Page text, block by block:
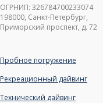
ОГРНИП: 326784700233074
198000, Санкт-Петербург,
Приморский проспект, д. 72
Пробное погружение
Рекреационный дайвинг
Технический дайвинг